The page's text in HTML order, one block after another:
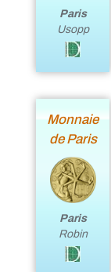
Paris
Usopp
Monnaie
de Paris
Paris
Robin